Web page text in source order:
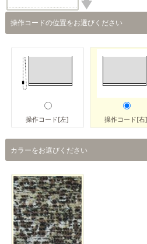
操作コードの位置をお選びください
操作コード[左] 操作コード[右]
カラーをお選びください